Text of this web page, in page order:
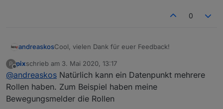
0
andreaskosCool, vielen Dank für euer Feedback!
Ich möchte kurz Feedback geben zu den Punkten:
@Tirador
Solche Dinge passieren, wenn von einem scharf-
Zustand auf einen anderen scharf-Zustand
geschaltet wird, in deinem Fall direkt von scharf
@pix
Ah, super - ich hab mich gefragt, ob etwas
P
Offline
pixschrieb am 3. Mai 2020, 13:17
zuletzt editiert von
@andreaskos Natürlich kann ein Datenpunkt mehrere
Rollen haben. Zum Beispiel haben meine
Bewegungsmelder die Rollen